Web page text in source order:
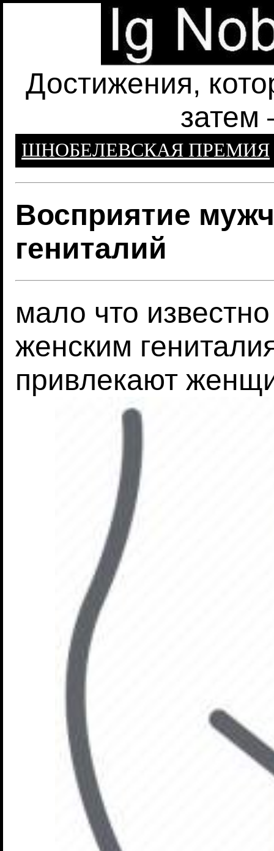
Достижения,
затем
ШНОБЕЛЕВСКАЯ ПРЕМИЯ
Восприятие
гениталий
мало что
женским
привлекают